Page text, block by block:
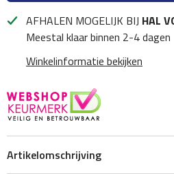
AFHALEN MOGELIJK BIJ HAL
Meestal klaar binnen 2-4 dagen
Winkelinformatie bekijken
Artikelomschrijving